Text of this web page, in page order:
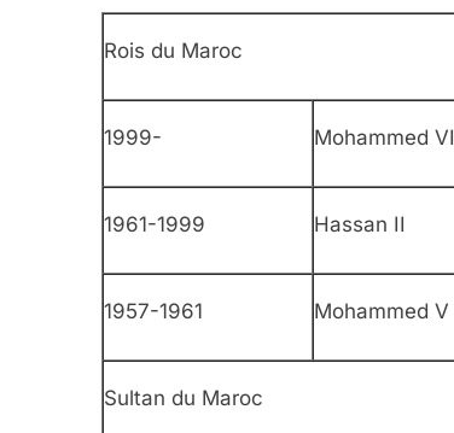
Rois du Maroc
1999- Mohammed VI
1961-1999 Hassan II
1957-1961 Mohammed V
Sultan du Maroc